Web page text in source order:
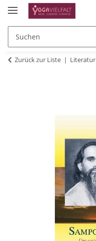
Zurück zur Liste Literatur